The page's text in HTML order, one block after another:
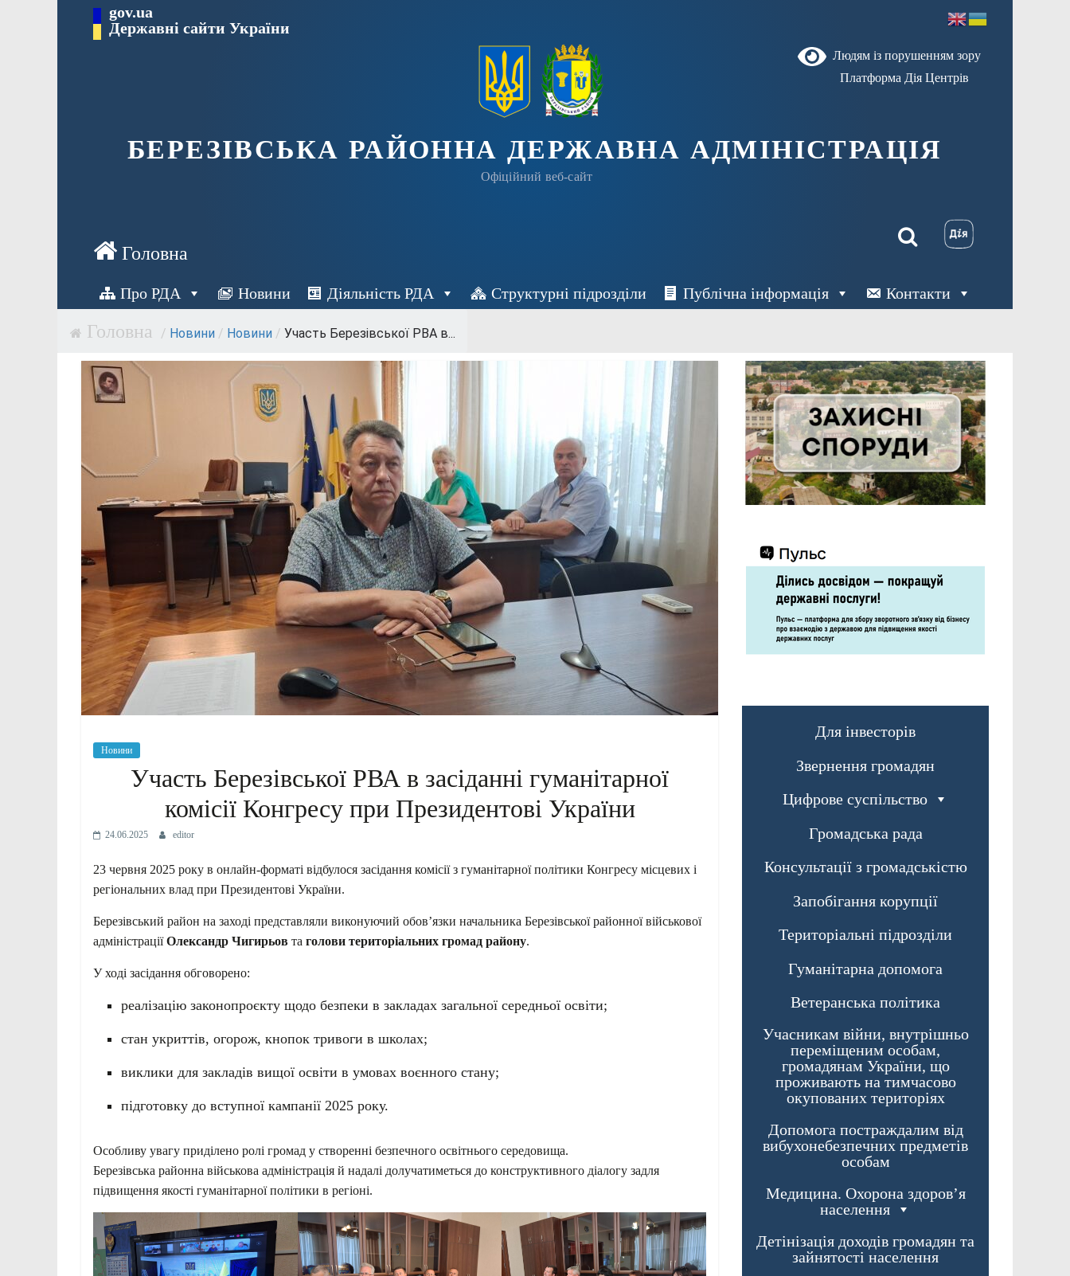
Перейти gov.ua
Державні сайти України
Людям із порушенням зору
Платформа Дія Центрів
БЕРЕЗІВСЬКА РАЙОННА ДЕРЖАВНА АДМІНІСТРАЦІЯ
Офіційний веб-сайт
Про РДА Новини Діяльність РДА Структурні підрозділи Публічна інформація Контакти
/ Новини / Новини / Участь Березівської РВА в...
Новини
Участь Березівської РВА в засіданні гуманітарної
комісії Конгресу при Президентові України
24.06.2025 editor
23 червня 2025 року в онлайн-форматі відбулося засідання комісії з гуманітарної політики Конгресу місцевих і
регіональних влад при Президентові України.
Березівський район на заході представляли виконуючий обов’язки начальника Березівської районної військової
адміністраціїОлександр Чигирьов та голови територіальних громад району.
У ході засідання обговорено:
реалізацію законопроєкту щодо безпеки в закладах загальної середньої освіти;
стан укриттів, огорож, кнопок тривоги в школах;
виклики для закладів вищої освіти в умовах воєнного стану;
підготовку до вступної кампанії 2025 року.
Особливу увагу приділено ролі громад у створенні безпечного освітнього середовища.
Березівська районна військова адміністрація й надалі долучатиметься до конструктивного діалогу задля
підвищення якості гуманітарної політики в регіоні.
Для інвесторів
Звернення громадян
Цифрове суспільство
Громадська рада
Консультації з громадськістю
Запобігання корупції
Територіальні підрозділи
Гуманітарна допомога
Ветеранська політика
Учасникам війни, внутрішньо
переміщеним особам,
громадянам України, що
проживають на тимчасово
окупованих територіях
Допомога постраждалим від
вибухонебезпечних предметів
особам
Медицина. Охорона здоров’я
населення
Детінізація доходів громадян та
зайнятості населення